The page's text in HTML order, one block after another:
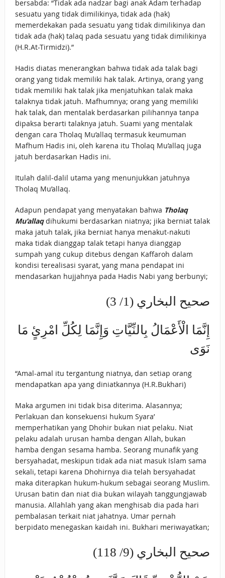
bersabda: “Tidak ada nadzar bagi anak Adam terhadap
sesuatu yang tidak dimilikinya, tidak ada (hak)
memerdekakan pada sesuatu yang tidak dimilikinya dan
tidak ada (hak) talaq pada sesuatu yang tidak dimilikinya
(H.R.At-Tirmidzi).”
Hadis diatas menerangkan bahwa tidak ada talak bagi
orang yang tidak memiliki hak talak. Artinya, orang yang
tidak memiliki hak talak jika menjatuhkan talak maka
talaknya tidak jatuh. Mafhumnya; orang yang memiliki
hak talak, dan mentalak berdasarkan pilihannya tanpa
dipaksa berarti talaknya jatuh. Suami yang mentalak
dengan cara Tholaq Mu’allaq termasuk keumuman
Mafhum Hadis ini, oleh karena itu Tholaq Mu’allaq juga
jatuh berdasarkan Hadis ini.
Itulah dalil-dalil utama yang menunjukkan jatuhnya
Tholaq Mu’allaq.
Adapun pendapat yang menyatakan bahwa Tholaq
Mu’allaqdihukumi berdasarkan niatnya; jika berniat talak
maka jatuh talak, jika berniat hanya menakut-nakuti
maka tidak dianggap talak tetapi hanya dianggap
sumpah yang cukup ditebus dengan Kaffaroh dalam
kondisi terealisasi syarat, yang mana pendapat ini
mendasarkan hujjahnya pada Hadis Nabi yang berbunyi;
صحيح البخاري (1/ 3)
إِنَّمَا الْأَعْمَالُ بِالنِّيَّاتِ وَإِنَّمَا لِكُلِّ امْرِئٍ مَا
نَوَى
“Amal-amal itu tergantung niatnya, dan setiap orang
mendapatkan apa yang diniatkannya (H.R.Bukhari)
Maka argumen ini tidak bisa diterima. Alasannya;
Perlakuan dan konsekuensi hukum Syara’
memperhatikan yang Dhohir bukan niat pelaku. Niat
pelaku adalah urusan hamba dengan Allah, bukan
hamba dengan sesama hamba. Seorang munafik yang
bersyahadat, meskipun tidak ada niat masuk Islam sama
sekali, tetapi karena Dhohirnya dia telah bersyahadat
maka diterapkan hukum-hukum sebagai seorang Muslim.
Urusan batin dan niat dia bukan wilayah tanggungjawab
manusia. Allahlah yang akan menghisab dia pada hari
pembalasan terkait niat jahatnya. Umar pernah
berpidato menegaskan kaidah ini. Bukhari meriwayatkan;
صحيح البخاري (9/ 118)